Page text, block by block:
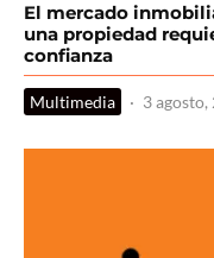
El mercado
una propiedad
confianza
Multimedia · 3 agosto,